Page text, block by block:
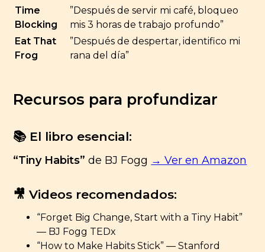
Time
Blocking
”Después de servir mi café, bloqueo
mis 3 horas de trabajo profundo”
Eat That
Frog
”Después de despertar, identifico mi
rana del día”
Recursos para profundizar
📚 El libro esencial:
“Tiny Habits” de BJ Fogg → Ver en Amazon
🎥 Videos recomendados:
“Forget Big Change, Start with a Tiny Habit”
— BJ Fogg TEDx
“How to Make Habits Stick” — Stanford